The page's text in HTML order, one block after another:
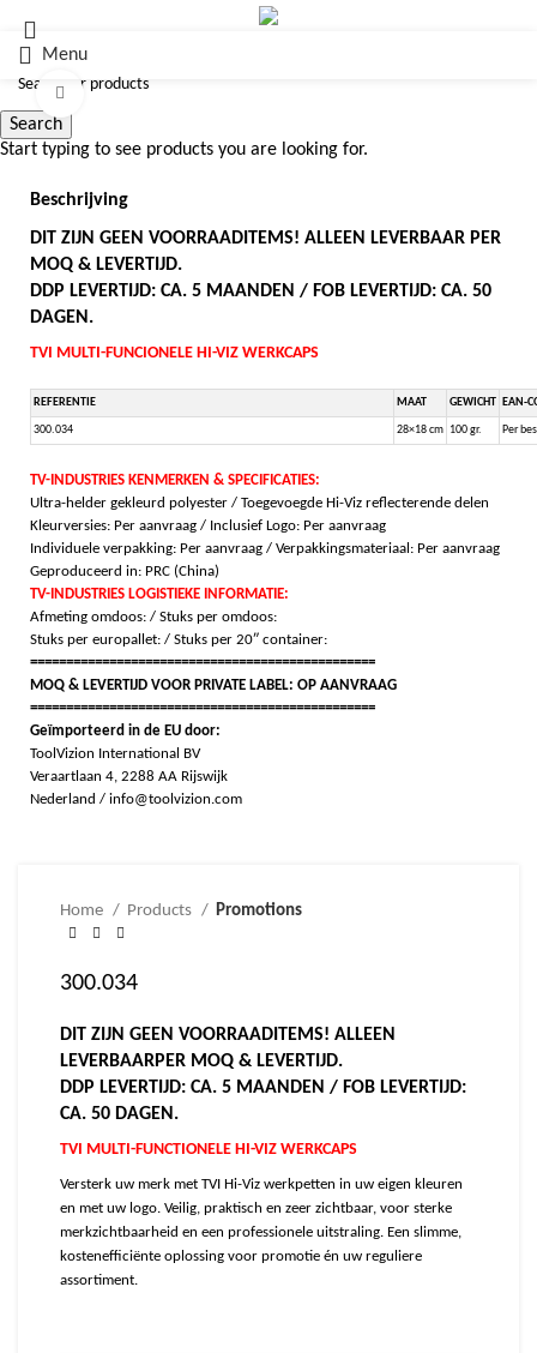
Menu
Click to enlarge
Beschrijving
DIT ZIJN GEEN VOORRAADITEMS! ALLEEN LEVERBAAR PER
MOQ & LEVERTIJD.
DDP LEVERTIJD: CA. 5 MAANDEN / FOB LEVERTIJD: CA. 50
DAGEN.
TVI MULTI-FUNCIONELE HI-VIZ WERKCAPS
REFERENTIE MAAT GEWICHT EAN-
300.034 28×18 cm 100 gr. Per
TV-INDUSTRIES KENMERKEN & SPECIFICATIES:
Ultra-helder gekleurd polyester / Toegevoegde Hi-Viz reflecterende delen
Kleurversies: Per aanvraag / Inclusief Logo: Per aanvraag
Individuele verpakking: Per aanvraag / Verpakkingsmateriaal: Per aanvraag
Geproduceerd in: PRC (China)
TV-INDUSTRIES LOGISTIEKE INFORMATIE:
Afmeting omdoos: / Stuks per omdoos:
Stuks per europallet: / Stuks per 20″ container:
================================================
MOQ & LEVERTIJD VOOR PRIVATE LABEL: OP AANVRAAG
================================================
Geïmporteerd in de EU door:
ToolVizion International BV
Veraartlaan 4, 2288 AA Rijswijk
Nederland / info@toolvizion.com
Home Products Promotions
300.034
DIT ZIJN GEEN VOORRAADITEMS! ALLEEN
LEVERBAARPER MOQ & LEVERTIJD.
DDP LEVERTIJD: CA. 5 MAANDEN / FOB LEVERTIJD:
CA. 50 DAGEN.
TVI MULTI-FUNCTIONELE HI-VIZ WERKCAPS
Versterk uw merk met TVI Hi-Viz werkpetten in uw eigen kleuren
en met uw logo. Veilig, praktisch en zeer zichtbaar, voor sterke
merkzichtbaarheid en een professionele uitstraling. Een slimme,
kostenefficiënte oplossing voor promotie én uw reguliere
assortiment.
Search
Start typing to see products you are looking for.